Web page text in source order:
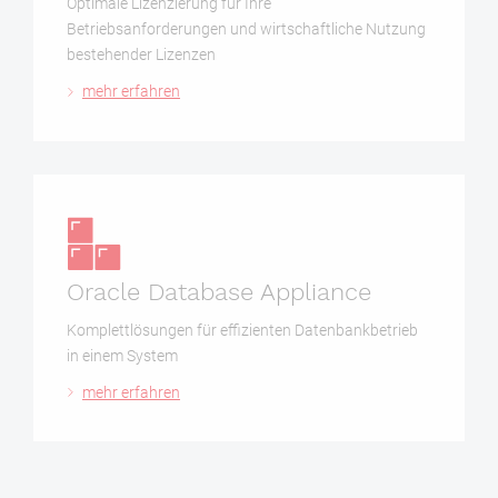
Betriebsanforderungen und wirtschaftliche Nutzung
bestehender Lizenzen
mehr erfahren
Oracle Database Appliance
Komplettlösungen für effizienten Datenbankbetrieb
in einem System
mehr erfahren